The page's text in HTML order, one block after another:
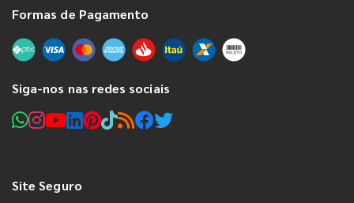
Formas de Pagamento
Siga-nos nas redes sociais
Site Seguro